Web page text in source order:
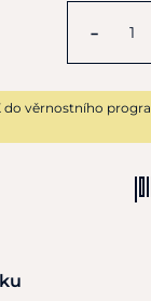
-
do věrnostního